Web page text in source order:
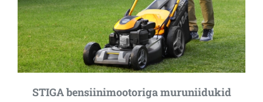
STIGA bensiinimootoriga muruniidukid